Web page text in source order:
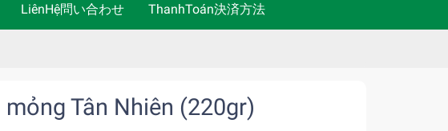
LiênHệ問い合わせ ThanhToán決済方法
Tân Nhiên (220gr)